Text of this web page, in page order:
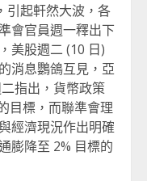
引起軒然大波，各
會官員週一釋出下
美股週二 (10 日)
消息鸚鴿互見，亞
指出，貨幣政策
目標，而聯準會理
經濟現況作出明確
膨降至 2% 目標的